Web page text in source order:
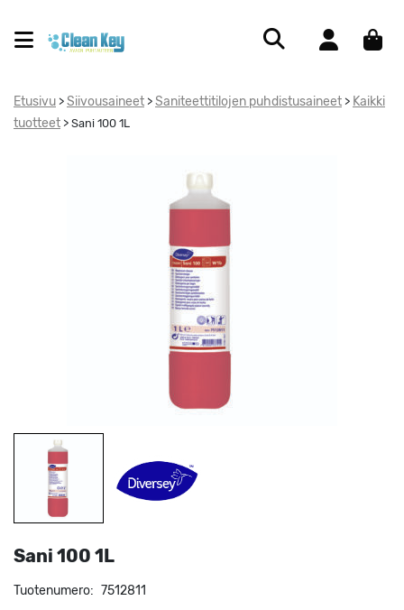
Etusivu > Siivousaineet > Saniteettitilojen puhdistusaineet > Kaikki
tuotteet > Sani 100 1L
Sani 100 1L
Tuotenumero: 7512811